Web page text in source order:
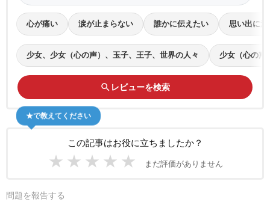
心が痛い 涙が止まらない 誰かに伝えたい 思い出に浸
少女、少女（心の声）、玉子、王子、世界の人々 少女（心の声
search レビューを検索
この記事はお役に立ちましたか？
★ ★ ★ ★ ★ まだ評価がありません
★で教えてください
問題を報告する